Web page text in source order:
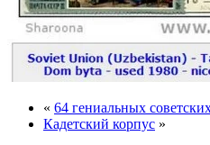
« 64 гениальных
Кадетский корпус »